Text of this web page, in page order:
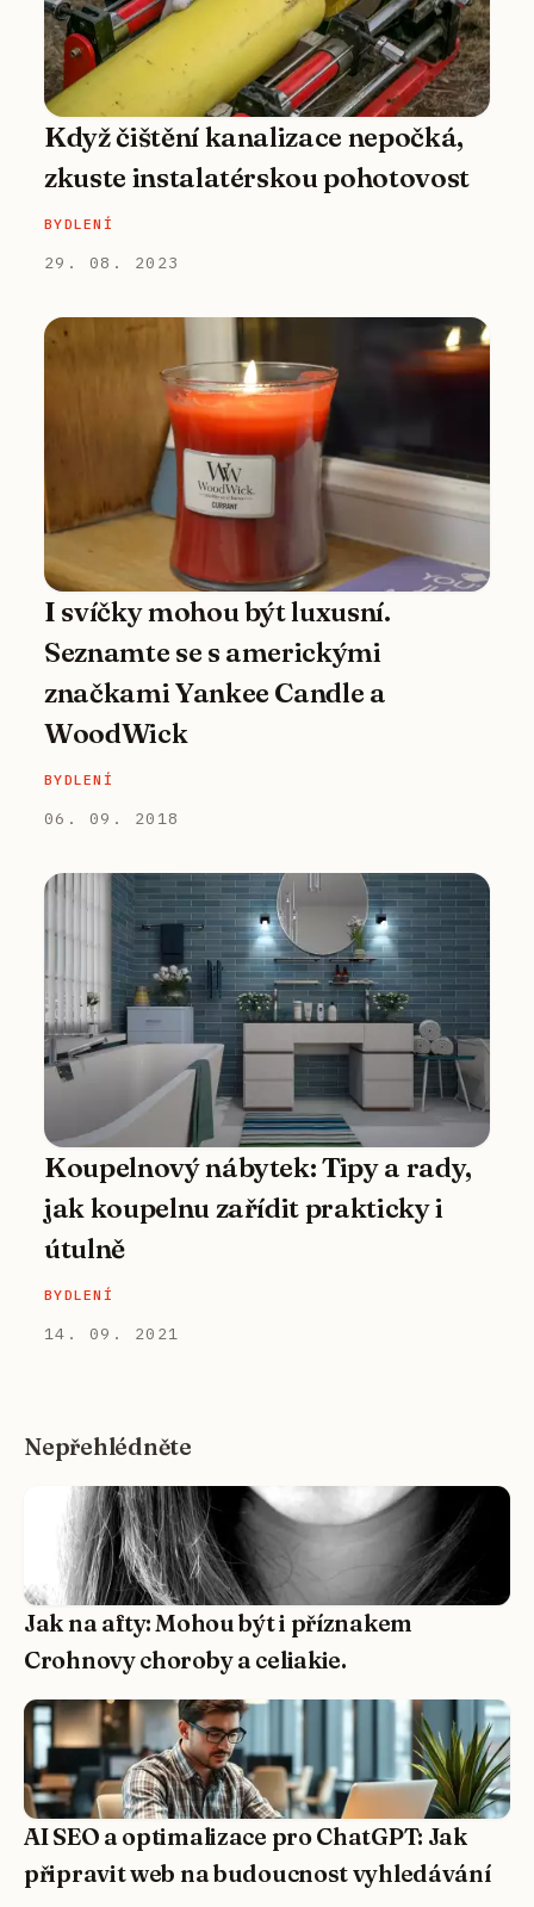
Když čištění kanalizace nepočká,
zkuste instalatérskou pohotovost
BYDLENÍ
29. 08. 2023
I svíčky mohou být luxusní.
Seznamte se s americkými
značkami Yankee Candle a
WoodWick
BYDLENÍ
06. 09. 2018
Koupelnový nábytek: Tipy a rady,
jak koupelnu zařídit prakticky i
útulně
BYDLENÍ
14. 09. 2021
Nepřehlédněte
Jak na afty: Mohou být i příznakem
Crohnovy choroby a celiakie.
AI SEO a optimalizace pro ChatGPT: Jak
připravit web na budoucnost vyhledávání